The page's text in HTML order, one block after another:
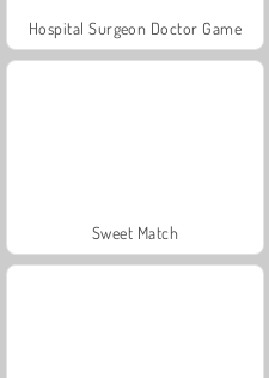
Hospital Surgeon Doctor Game
Sweet Match